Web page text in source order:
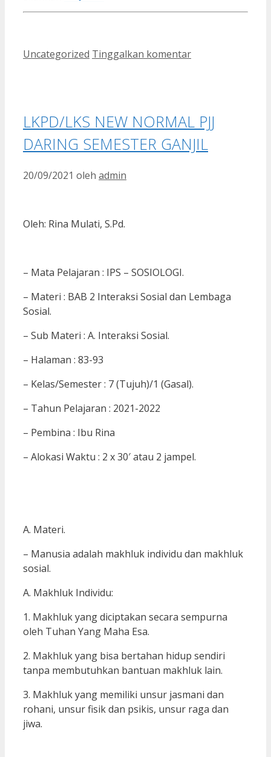
Kategori
Uncategorized Tinggalkan komentar
LKPD/LKS NEW NORMAL PJJ
DARING SEMESTER GANJIL
20/09/2021 oleh admin
Oleh: Rina Mulati, S.Pd.
– Mata Pelajaran : IPS – SOSIOLOGI.
– Materi : BAB 2 Interaksi Sosial dan Lembaga
Sosial.
– Sub Materi : A. Interaksi Sosial.
– Halaman : 83-93
– Kelas/Semester : 7 (Tujuh)/1 (Gasal).
– Tahun Pelajaran : 2021-2022
– Pembina : Ibu Rina
– Alokasi Waktu : 2 x 30′ atau 2 jampel.
A. Materi.
– Manusia adalah makhluk individu dan makhluk
sosial.
A. Makhluk Individu:
1. Makhluk yang diciptakan secara sempurna
oleh Tuhan Yang Maha Esa.
2. Makhluk yang bisa bertahan hidup sendiri
tanpa membutuhkan bantuan makhluk lain.
3. Makhluk yang memiliki unsur jasmani dan
rohani, unsur fisik dan psikis, unsur raga dan
jiwa.